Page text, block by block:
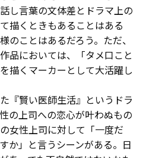
し言葉の文体差とドラマ上の
描くときもあることはある
のことはあるだろう。ただ、
品においては、「タメ口こと
描くマーカーとして大活躍し
『賢い医師生活』というドラ
の上司への恋心が叶わぬもの
女性上司に対して「一度だ
か」と言うシーンがある。日